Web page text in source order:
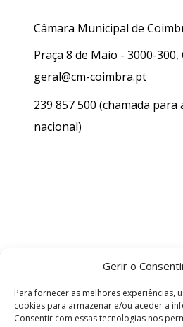
Gerir o
Para fornecer as melhores experiências,
cookies para armazenar e/ou aceder a
Consentir com essas tecnologias nos
Câmara Municipal de
Praça 8 de Maio - 3000-
geral@cm-coimbra.pt
239 857 500 (chamada para
nacional)